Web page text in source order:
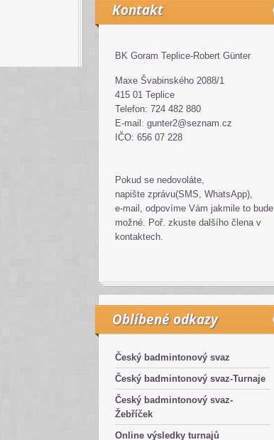
Kontakt
BK Goram Teplice-Robert Günter
Maxe Švabinského 2088/1
415 01 Teplice
Telefon: 724 482 880
E-mail: gunter2@seznam.cz
IČO: 656 07 228
Pokud se nedovoláte,
napište zprávu(SMS, WhatsApp),
e-mail, odpovíme Vám jakmile to bude
možné. Poř. zkuste dalšího člena v
kontaktech.
Oblíbené odkazy
Český badmintonový svaz
Český badmintonový svaz-Turnaje
Český badmintonový svaz-
Žebříček
Online výsledky turnajů